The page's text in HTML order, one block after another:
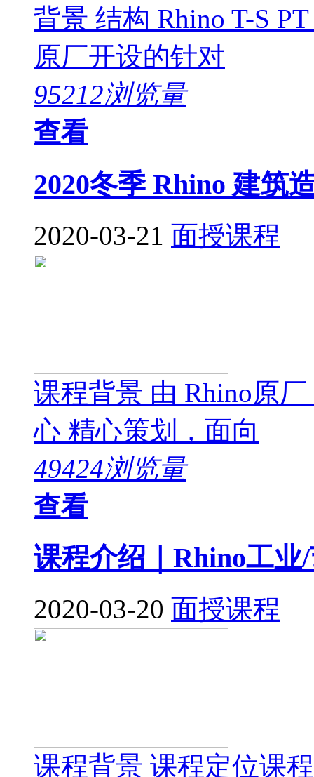
背景 结构 Rhino T-S
原厂开设的针对
95212浏览量
查看
2020冬季 Rhino 建筑
2020-03-21 面授课程
课程背景 由 Rhino原
心 精心策划，面向
49424浏览量
查看
课程介绍｜Rhino工
2020-03-20 面授课程
课程背景 课程定位课